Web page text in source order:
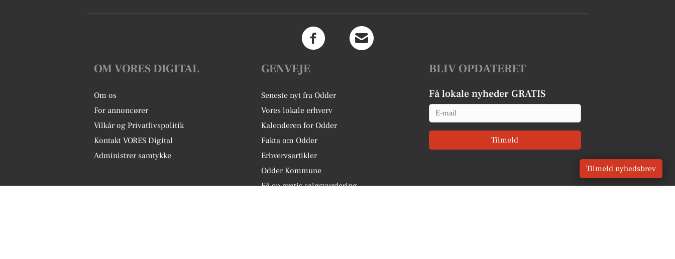
OM VORES DIGITAL
Om os
For annoncører
Vilkår og Privatlivspolitik
Kontakt VORES Digital
Administrer samtykke
GENVEJE
Seneste nyt fra Odder
Vores lokale erhverv
Kalenderen for Odder
Fakta om Odder
Erhvervsartikler
Odder Kommune
Få en gratis salgsvurdering
BLIV OPDATERET
Få lokale nyheder GRATIS
Email
Tilmeld
Tilmeld nyhedsbrev